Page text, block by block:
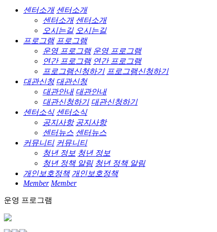
센터소개 센터소개
센터소개 센터소개
오시는길 오시는길
프로그램 프로그램
운영 프로그램 운영 프로그램
연간 프로그램 연간 프로그램
프로그램신청하기 프로그램신청하기
대관신청 대관신청
대관안내 대관안내
대관신청하기 대관신청하기
센터소식 센터소식
공지사항 공지사항
센터뉴스 센터뉴스
커뮤니티 커뮤니티
청년 정보 청년 정보
청년 정책 알림 청년 정책 알림
개인보호정책 개인보호정책
Member Member
운영 프로그램